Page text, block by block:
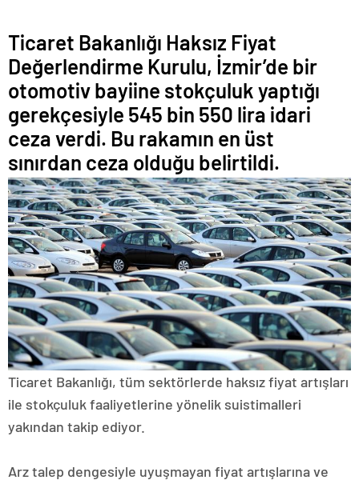
Ticaret Bakanlığı Haksız Fiyat
Değerlendirme Kurulu, İzmir’de bir
otomotiv bayiine stokçuluk yaptığı
gerekçesiyle 545 bin 550 lira idari
ceza verdi. Bu rakamın en üst
sınırdan ceza olduğu belirtildi.
Ticaret Bakanlığı, tüm sektörlerde haksız fiyat artışları
ile stokçuluk faaliyetlerine yönelik suistimalleri
yakından takip ediyor.
Arz talep dengesiyle uyuşmayan fiyat artışlarına ve